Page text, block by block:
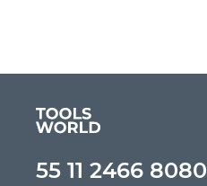
55 11 2466 8080